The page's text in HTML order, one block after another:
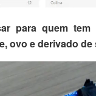
para quem tem
ovo e derivado de